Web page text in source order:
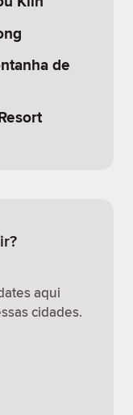
de
aqui
cidades.